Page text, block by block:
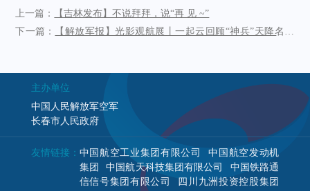
上一篇：
【吉林发布】不说拜拜，说“再 见 ~”
下一篇：
【解放军报】光影观航展丨一起云回顾“神兵”天降名场
主办单位
中国人民解放军空军
长春市人民政府
友情链接： 中国航空工业集团有限公司
中国航空发动机
集团
中国航天科技集团有限公司
中国铁路通
信信号集团有限公司
四川九洲投资控股集团